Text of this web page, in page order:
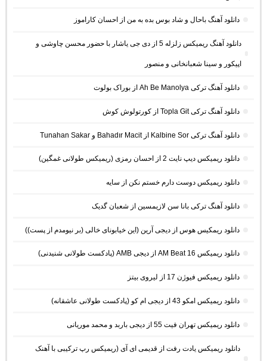
دانلود آهنگ باحال و شاد بوس بده به من از احسان کاراموز
دانلود آهنگ ریمیکس زلزله 5 از دی جی یاشار با حضور محسن چاوشی و
اپیکور و سینا شعبانخانی و منصور
دانلود آهنگ ترکی Ah Be Manolya از بوراک بولوت
دانلود آهنگ ترکی Topla Git از کورتولوش کوش
دانلود آهنگ ترکی Kalbine Sor از Bahadır Macit و Tunahan Sakar
دانلود ریمیکس دیپ نایت 2 از احسان رمزی (ریمیکس طولانی غمگین)
دانلود ریمیکس دوست دارم خستم نکن از سایه
دانلود آهنگ ترکی بانا سن لازیمسین از شعبان گدیک
دانلود ریمکیس هوس از دیجی آرین (این خیابونای خالی (بر نیومدم از پست))
دانلود ریمیکس AM Beat 16 از دیجی AMB (پادکست طولانی شنیدنی)
دانلود ریمیکس فیوژن 17 از لیروی بیتز
دانلود ریمیکس امکو 43 از دیجی ام کو (پادکست طولانی عاشقانه)
دانلود ریمیکس تهران فیت 55 از دیجی باربد و محمد موریانی
دانلود ریمیکس یادت رفت از قدیمی ای آی (ریمیکس رپ ترکیبی با آهنک